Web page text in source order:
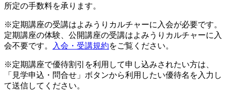
所定の手数料を承ります。
※定期講座の受講はよみうりカルチャーに入会が必要です。
定期講座の体験、公開講座の受講はよみうりカルチャーに入
会不要です。
入会・受講規約をご覧ください。
※定期講座で優待割引を利用して申し込みされたい方は、
「見学申込・問合せ」ボタンから利用したい優待名を入力し
て送信してください。